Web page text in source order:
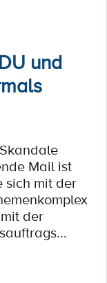
und
Mail ist
sich mit der
der